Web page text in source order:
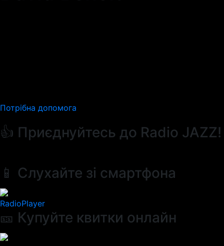
Потрібна допомога
👍 Приєднуйтесь до Radio JAZZ!
📱 Слухайте зі смартфона
RadioPlayer
🎫 Купуйте квитки онлайн